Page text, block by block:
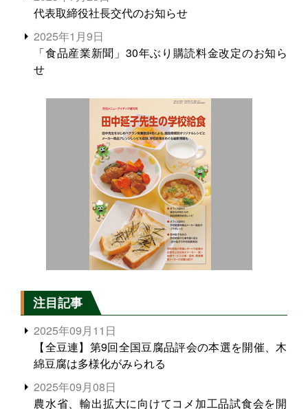
代表取締役社長交代のお知らせ
2025年1月9日
「食品産業新聞」30年ぶり購読料金改定のお知ら
せ
注目記事
2025年09月11日
【全豆連】第9回全国豆腐品評会の本選を開催、木
綿豆腐は多様化がみられる
2025年09月08日
農水省、輸出拡大に向けてコメ加工品試食会を開